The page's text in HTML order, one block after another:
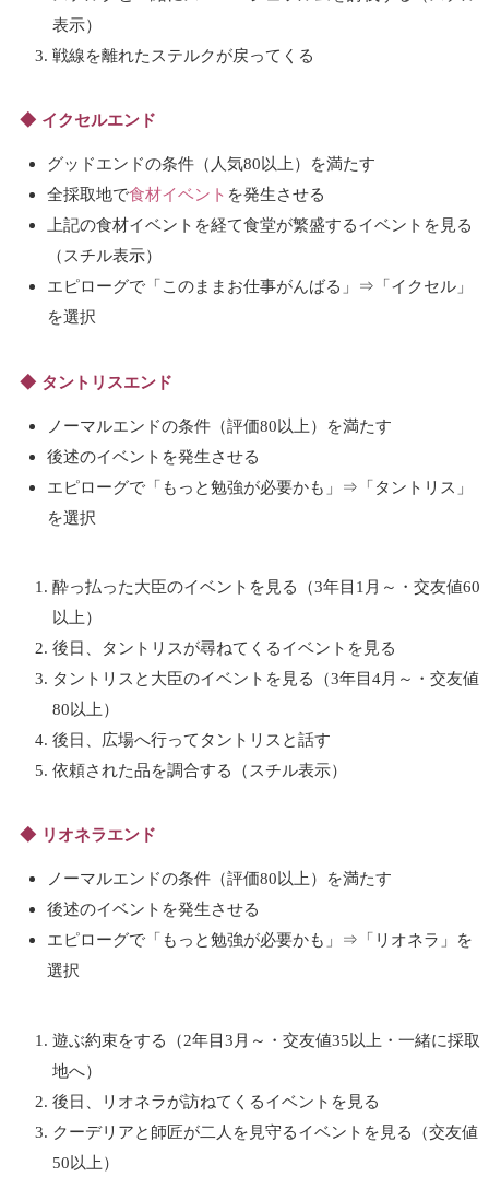
表示）
戦線を離れたステルクが戻ってくる
イクセルエンド
グッドエンドの条件（人気80以上）を満たす
全採取地で食材イベント を発生させる
上記の食材イベントを経て食堂が繁盛するイベントを見る
（スチル表示）
エピローグで「このままお仕事がんばる」⇒「イクセル」
を選択
タントリスエンド
ノーマルエンドの条件（評価80以上）を満たす
後述のイベントを発生させる
エピローグで「もっと勉強が必要かも」⇒「タントリス」
を選択
酔っ払った大臣のイベントを見る（3年目1月～・交友値60
以上）
後日、タントリスが尋ねてくるイベントを見る
タントリスと大臣のイベントを見る（3年目4月～・交友値
80以上）
後日、広場へ行ってタントリスと話す
依頼された品を調合する（スチル表示）
リオネラエンド
ノーマルエンドの条件（評価80以上）を満たす
後述のイベントを発生させる
エピローグで「もっと勉強が必要かも」⇒「リオネラ」を
選択
遊ぶ約束をする（2年目3月～・交友値35以上・一緒に採取
地へ）
後日、リオネラが訪ねてくるイベントを見る
クーデリアと師匠が二人を見守るイベントを見る（交友値
50以上）